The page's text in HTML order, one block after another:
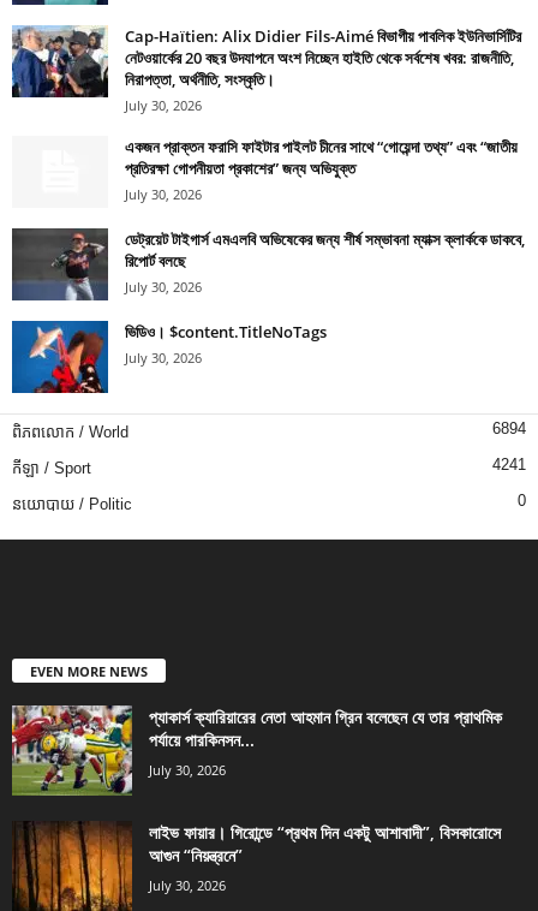
Cap-Haïtien: Alix Didier Fils-Aimé বিভাগীয় পাবলিক ইউনিভার্সিটির
নেটওয়ার্কের 20 বছর উদযাপনে অংশ নিচ্ছেন হাইতি থেকে সর্বশেষ খবর: রাজনীতি,
নিরাপত্তা, অর্থনীতি, সংস্কৃতি।
July 30, 2026
একজন প্রাক্তন ফরাসি ফাইটার পাইলট চীনের সাথে “গোয়েন্দা তথ্য” এবং “জাতীয়
প্রতিরক্ষা গোপনীয়তা প্রকাশের” জন্য অভিযুক্ত
July 30, 2026
ডেট্রয়েট টাইগার্স এমএলবি অভিষেকের জন্য শীর্ষ সম্ভাবনা ম্যাক্স ক্লার্ককে ডাকবে,
রিপোর্ট বলছে
July 30, 2026
ভিডিও। $content.TitleNoTags
July 30, 2026
ពិភពលោក / World 6894
កីឡា / Sport 4241
នយោបាយ / Politic 0
EVEN MORE NEWS
প্যাকার্স ক্যারিয়ারের নেতা আহমান গ্রিন বলেছেন যে তার প্রাথমিক
পর্যায়ে পারকিনসন...
July 30, 2026
লাইভ ফায়ার। গিরোন্ডে “প্রথম দিন একটু আশাবাদী”, বিসকারোসে
আগুন “নিয়ন্ত্রনে”
July 30, 2026